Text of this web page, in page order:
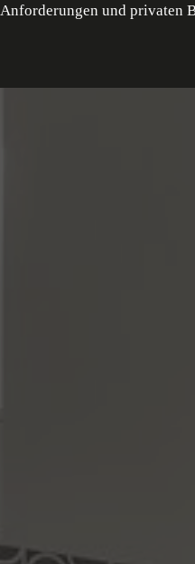
Anforderungen und privaten